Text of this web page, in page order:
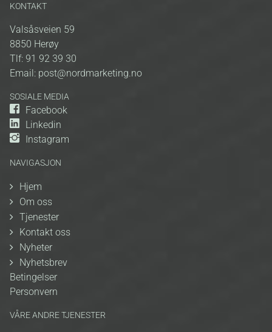
KONTAKT
Valsåsveien 59
8850 Herøy
Tlf: 91 92 39 30
Email: post@nordmarketing.no
SOSIALE MEDIA
Facebook
Linkedin
Instagram
NAVIGASJON
Hjem
Om oss
Tjenester
Kontakt oss
Nyheter
Nyhetsbrev
Betingelser
Personvern
VÅRE ANDRE TJENESTER